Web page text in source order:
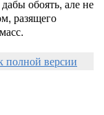
обоять, але не
разящего
полной версии